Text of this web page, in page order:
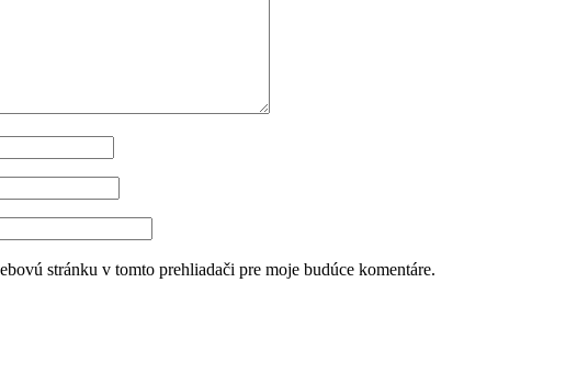
stránku v tomto prehliadači pre moje budúce komentáre.